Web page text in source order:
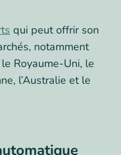
qui peut offrir son
notamment
Royaume-Uni, le
l’Australie et le